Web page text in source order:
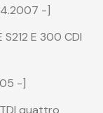
-]
E 300 CDI
-]